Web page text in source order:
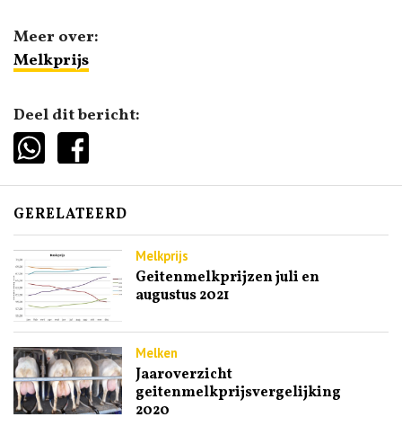
Meer over:
Melkprijs
Deel dit bericht:
GERELATEERD
Melkprijs
Geitenmelkprijzen juli en
augustus 2021
Melken
Jaaroverzicht
geitenmelkprijsvergelijking
2020